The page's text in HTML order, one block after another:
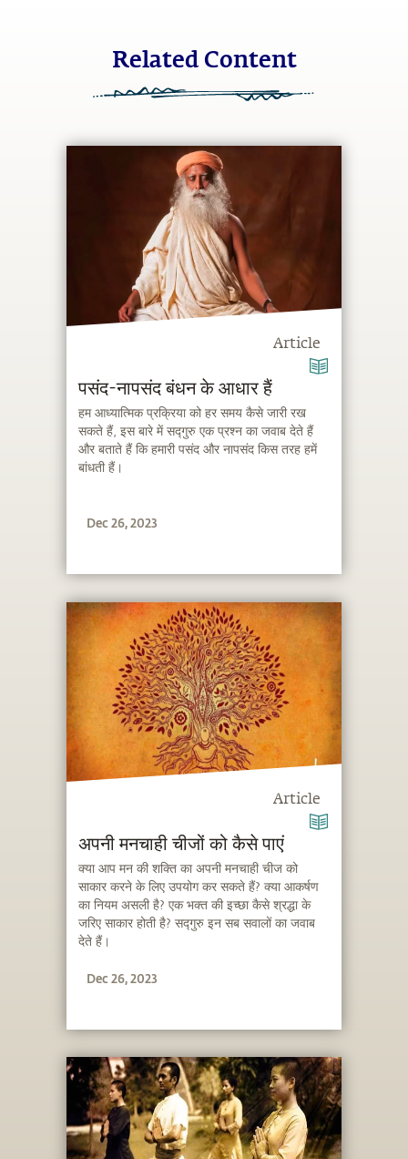
Related Content
Article
पसंद-नापसंद बंधन के आधार हैं
हम आध्यात्मिक प्रक्रिया को हर समय कैसे जारी रख
सकते हैं, इस बारे में सद्गुरु एक प्रश्न का जवाब देते हैं
और बताते हैं कि हमारी पसंद और नापसंद किस तरह हमें
बांधती हैं।
Dec 26, 2023
Article
अपनी मनचाही चीजों को कैसे पाएं
क्या आप मन की शक्ति का अपनी मनचाही चीज को
साकार करने के लिए उपयोग कर सकते हैं? क्या आकर्षण
का नियम असली है? एक भक्त की इच्छा कैसे श्रद्धा के
जरिए साकार होती है? सद्गुरु इन सब सवालों का जवाब
देते हैं।
Dec 26, 2023